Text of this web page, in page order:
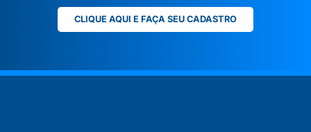
CLIQUE AQUI E FAÇA SEU CADASTRO